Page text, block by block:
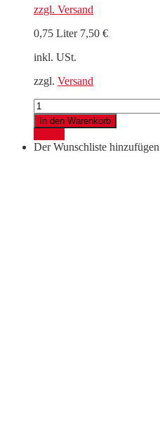
zzgl. Versand
0,75 Liter 7,50 €
inkl. USt.
zzgl. Versand
Madini
Frizzante
ZERO
Menge
In den Warenkorb
Der Wunschliste hinzufügen